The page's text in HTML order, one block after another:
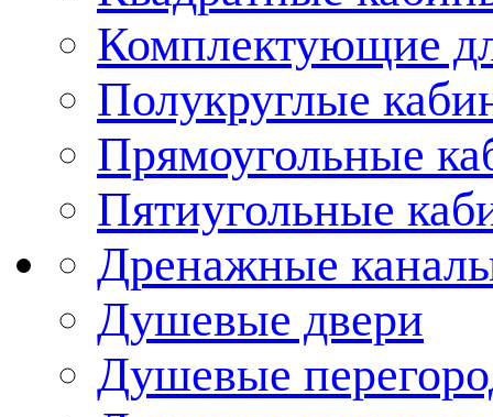
Комплектующие
Полукруглые
Прямоугольные
Пятиугольные
Дренажные
Душевые двери
Душевые